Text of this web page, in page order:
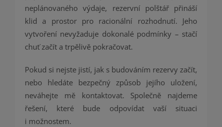
neplánovaného výdaje, rezervní polštář přináší
klid a prostor pro racionální rozhodnutí. Jeho
vytvoření nevyžaduje dokonalé podmínky – stačí
chuť začít a trpělivě pokračovat.
Pokud si nejste jistí, jak s budováním rezervy začít,
nebo hledáte bezpečný způsob jejího uložení,
neváhejte mě kontaktovat. Společně najdeme
řešení, které bude odpovídat vaší situaci
i možnostem.